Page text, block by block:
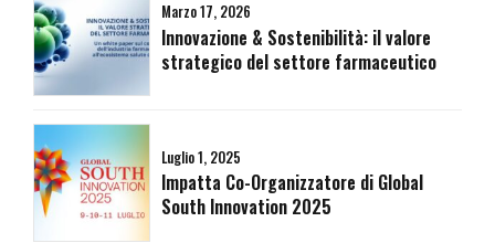
Marzo 17, 2026
Innovazione & Sostenibilità: il valore
strategico del settore farmaceutico
Luglio 1, 2025
Impatta Co-Organizzatore di Global
South Innovation 2025